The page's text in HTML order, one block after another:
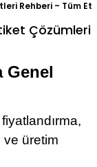
Rehberi – Tüm
Çözümleri
Genel
üretim